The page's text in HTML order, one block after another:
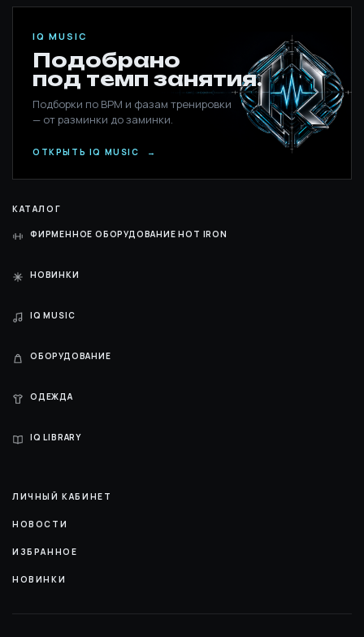
IQ MUSIC
Подобрано
под темп занятия.
Подборки по BPM и фазам тренировки
— от разминки до заминки.
ОТКРЫТЬ IQ MUSIC →
КАТАЛОГ
ФИРМЕННОЕ ОБОРУДОВАНИЕ HOT IRON
НОВИНКИ
IQ MUSIC
ОБОРУДОВАНИЕ
ОДЕЖДА
IQ LIBRARY
ЛИЧНЫЙ КАБИНЕТ
НОВОСТИ
ИЗБРАННОЕ
НОВИНКИ